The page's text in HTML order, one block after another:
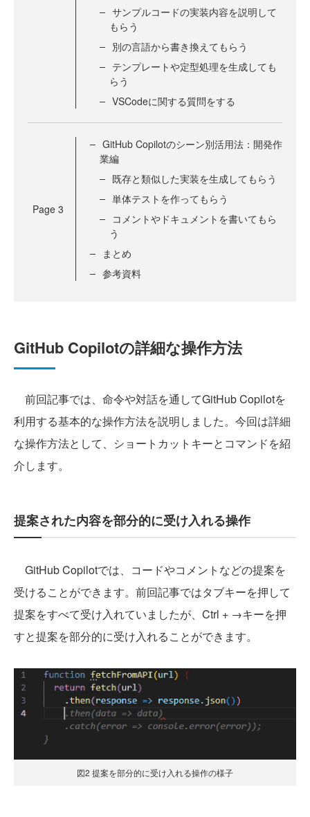
サンプルコードの実装内容を説明して
もらう
別の言語から書き換えてもらう
テンプレートや定型処理を生成しても
らう
VSCodeに関する質問をする
Page 3
GitHub Copilotのシーン別活用法：開発作
業編
既存と類似した実装を生成してもらう
単体テストを作ってもらう
コメントやドキュメントを書いてもら
う
まとめ
参考資料
GitHub Copilotの詳細な操作方法
前回記事では、命令や対話を通してGitHub Copilotを
利用する基本的な操作方法を説明しました。今回は詳細
な操作方法として、ショートカットキーとコマンドを紹
介します。
提案された内容を部分的に受け入れる操作
GitHub Copilotでは、コードやコメントなどの提案を
受けることができます。前回記事ではタブキーを押して
提案をすべて受け入れていましたが、Ctrl + →キーを押
すと提案を部分的に受け入れることができます。
図2 提案を部分的に受け入れる操作の様子